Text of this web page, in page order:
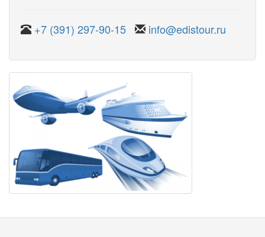
+7 (391) 297-90-15 info@edistour.ru